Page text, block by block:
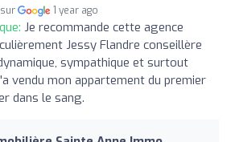
1 year ago
Je recommande cette agence
Jessy Flandre conseillère
sympathique et surtout
vendu mon appartement du premier
dans le sang.